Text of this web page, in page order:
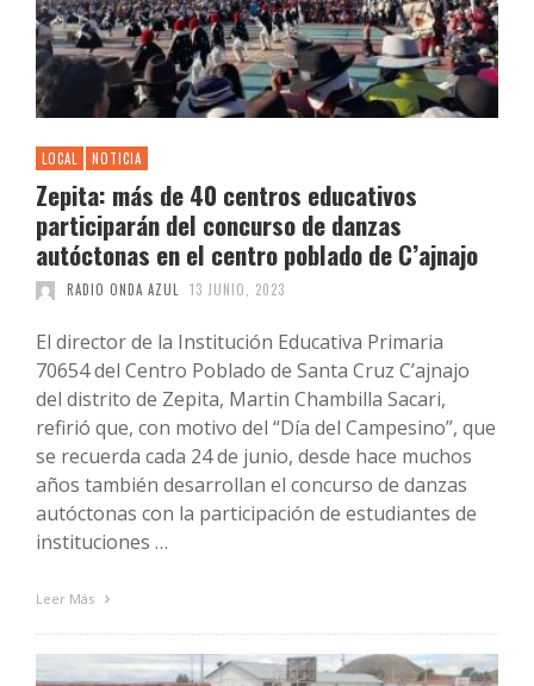
LOCAL NOTICIA
Zepita: más de 40 centros educativos
participarán del concurso de danzas
autóctonas en el centro poblado de C’ajnajo
RADIO ONDA AZUL 13 JUNIO, 2023
El director de la Institución Educativa Primaria
70654 del Centro Poblado de Santa Cruz C’ajnajo
del distrito de Zepita, Martin Chambilla Sacari,
refirió que, con motivo del “Día del Campesino”, que
se recuerda cada 24 de junio, desde hace muchos
años también desarrollan el concurso de danzas
autóctonas con la participación de estudiantes de
instituciones …
Leer Más